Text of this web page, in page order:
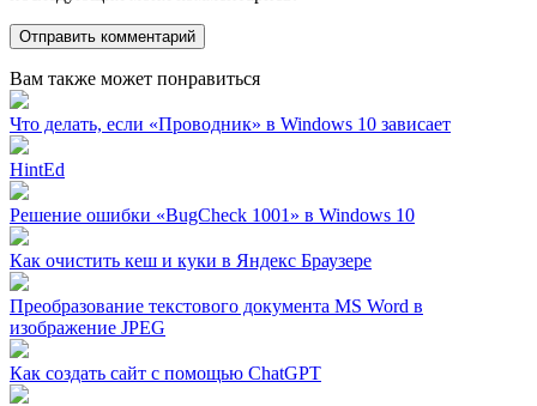
Вам также может понравиться
Что делать, если «Проводник» в Windows 10 зависает
HintEd
Решение ошибки «BugCheck 1001» в Windows 10
Как очистить кеш и куки в Яндекс Браузере
Преобразование текстового документа MS Word в
изображение JPEG
Как создать сайт с помощью ChatGPT